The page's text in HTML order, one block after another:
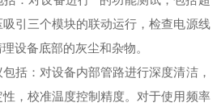
引三个模块的联动运行，检查电源线
设备底部的灰尘和杂物。
括：对设备内部管路进行深度清洁，
，校准温度控制精度。对于使用频率